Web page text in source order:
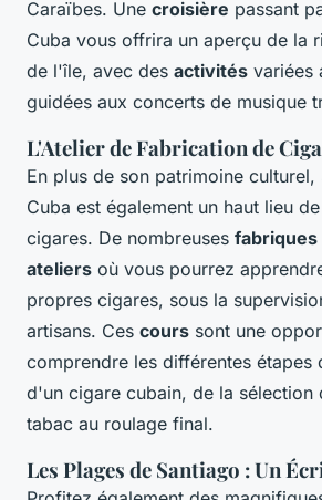
Caraïbes. Une croisière passant
Cuba vous offrira un aperçu de la
de l'île, avec des activités variées
guidées aux concerts de musique
L'Atelier de Fabrication de
En plus de son patrimoine culturel,
Cuba est également un haut lieu
cigares. De nombreuses fabriques
ateliers où vous pourrez
propres cigares, sous la
artisans. Ces cours sont une
comprendre les différentes étapes
d'un cigare cubain, de la sélection
tabac au roulage final.
Les Plages de Santiago : Un